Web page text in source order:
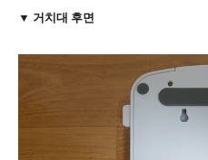
▼ 거치대 후면